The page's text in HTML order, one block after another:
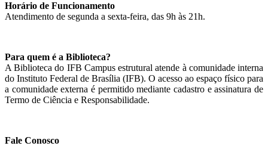
Horário de Funcionamento
Atendimento de segunda a sexta-feira, das 9h às 21h.
Para quem é a Biblioteca?
A Biblioteca do IFB Campus estrutural atende à comunidade interna
do Instituto Federal de Brasília (IFB). O acesso ao espaço físico para
a comunidade externa é permitido mediante cadastro e assinatura de
Termo de Ciência e Responsabilidade.
Fale Conosco